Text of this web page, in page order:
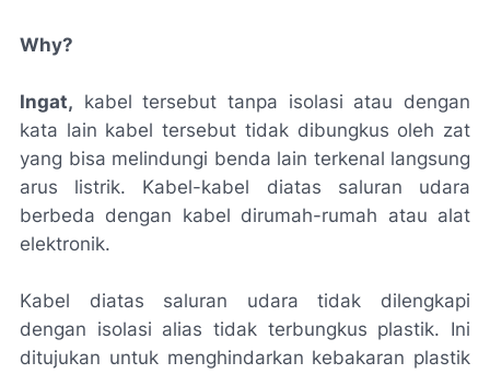
Why?
Ingat, kabel tersebut tanpa isolasi atau dengan
kata lain kabel tersebut tidak dibungkus oleh zat
yang bisa melindungi benda lain terkenal langsung
arus listrik. Kabel-kabel diatas saluran udara
berbeda dengan kabel dirumah-rumah atau alat
elektronik.
Kabel diatas saluran udara tidak dilengkapi
dengan isolasi alias tidak terbungkus plastik. Ini
ditujukan untuk menghindarkan kebakaran plastik